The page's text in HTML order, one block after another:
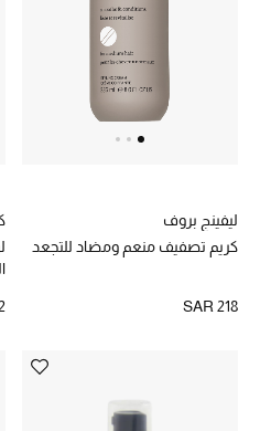
ليفينج بروف
كريم تصفيف منعم ومضاد للتجعد
SAR 218